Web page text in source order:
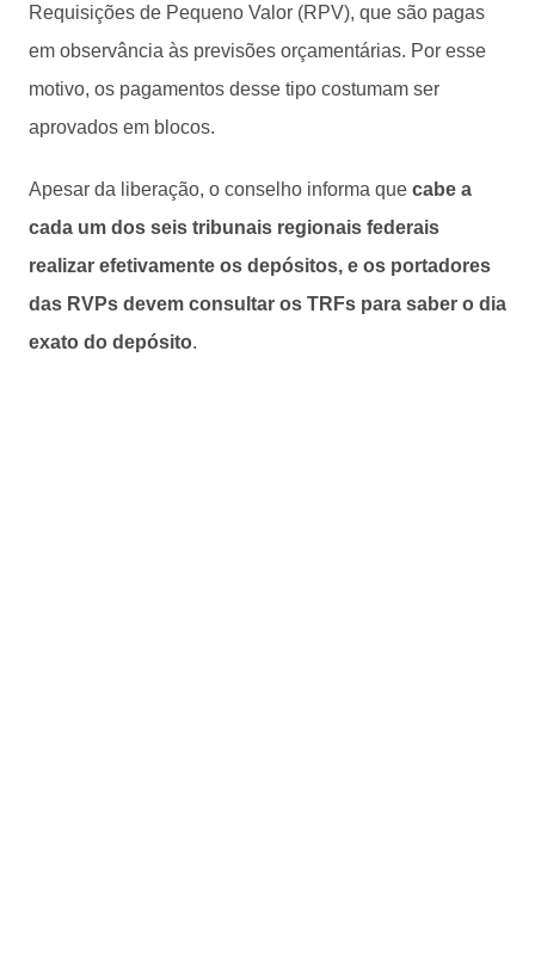
Requisições de Pequeno Valor (RPV), que são pagas
em observância às previsões orçamentárias. Por esse
motivo, os pagamentos desse tipo costumam ser
aprovados em blocos.
Apesar da liberação, o conselho informa que cabe a
cada um dos seis tribunais regionais federais
realizar efetivamente os depósitos, e os portadores
das RVPs devem consultar os TRFs para saber o dia
exato do depósito.